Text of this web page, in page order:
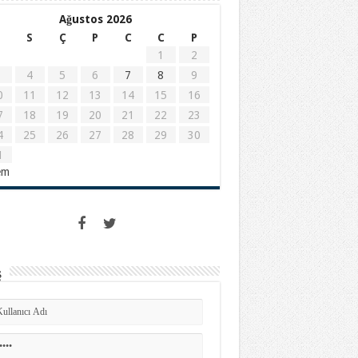
Ağustos 2026
S Ç P C C
P
1
2
4 5 6 7 8
9
11 12 13 14 15
16
18 19 20 21 22
23
25 26 27 28 29
30